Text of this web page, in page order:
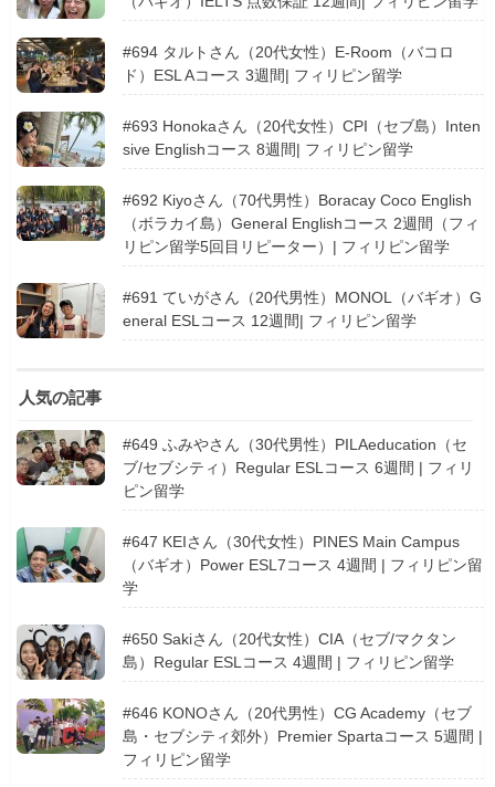
#694 タルトさん（20代女性）E-Room（バコロ
ド）ESL Aコース 3週間| フィリピン留学
#693 Honokaさん（20代女性）CPI（セブ島）Inten
sive Englishコース 8週間| フィリピン留学
#692 Kiyoさん（70代男性）Boracay Coco English
（ボラカイ島）General Englishコース 2週間（フィ
リピン留学5回目リピーター）| フィリピン留学
#691 ていがさん（20代男性）MONOL（バギオ）G
eneral ESLコース 12週間| フィリピン留学
人気の記事
#649 ふみやさん（30代男性）PILAeducation（セ
ブ/セブシティ）Regular ESLコース 6週間 | フィリ
ピン留学
#647 KEIさん（30代女性）PINES Main Campus
（バギオ）Power ESL7コース 4週間 | フィリピン留
学
#650 Sakiさん（20代女性）CIA（セブ/マクタン
島）Regular ESLコース 4週間 | フィリピン留学
#646 KONOさん（20代男性）CG Academy（セブ
島・セブシティ郊外）Premier Spartaコース 5週間 |
フィリピン留学